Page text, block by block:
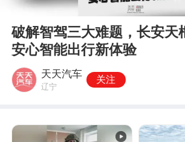
00:00
破解智驾三大难题，长安天
安心智能出行新体验
天天汽车
辽宁
关注